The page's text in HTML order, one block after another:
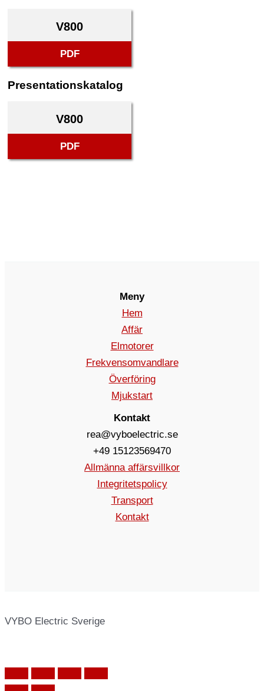
V800
PDF
Presentationskatalog
V800
PDF
Meny
Hem
Affär
Elmotorer
Frekvensomvandlare
Överföring
Mjukstart
Kontakt
rea@vyboelectric.se
+49 15123569470
Allmänna affärsvillkor
Integritetspolicy
Transport
Kontakt
VYBO Electric Sverige